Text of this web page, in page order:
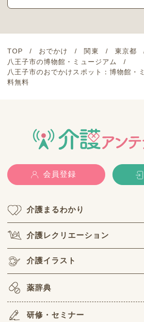
TOP おでかけ 関東 東京都
八王子市の博物館・ミュージアム
八王子市のおでかけスポット：博物館・
料無料
会員登録
介護まるわかり
介護レクリエーション
介護イラスト
薬辞典
研修・セミナー